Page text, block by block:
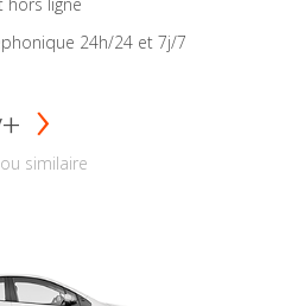
24h/24 et 7j/7
similaire